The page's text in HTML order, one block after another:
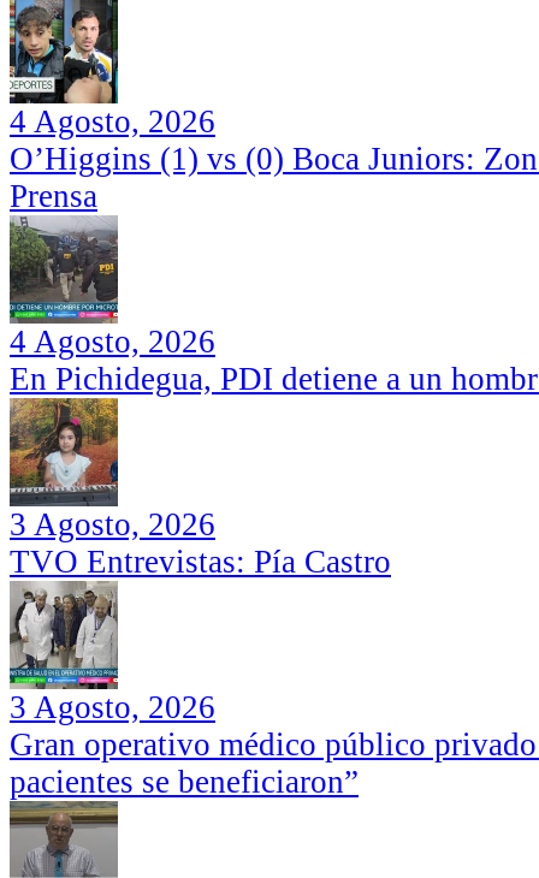
4 Agosto, 2026
O’Higgins (1) vs (0) Boca Juniors:
Prensa
4 Agosto, 2026
En Pichidegua, PDI detiene a un
3 Agosto, 2026
TVO Entrevistas: Pía Castro
3 Agosto, 2026
Gran operativo médico público
pacientes se beneficiaron”